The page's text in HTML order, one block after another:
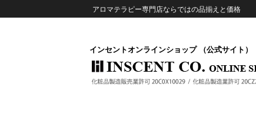
アロマテラピー専門店ならではの品揃えと価格
インセントオンラインショップ （公式サイト）